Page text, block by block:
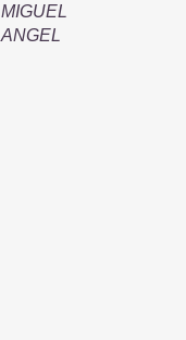
MIGUEL
ANGEL